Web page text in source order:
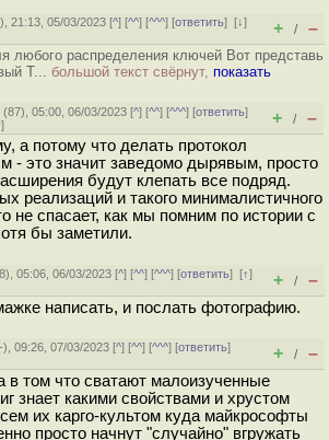
), 21:13, 05/03/2023 [^] [^^] [^^^] [ответить][↓]
+ / –
любого распределения ключей Вот представь
T... большой текст свёрнут, показать
(87), 05:00, 06/03/2023 [^] [^^] [^^^] [ответить]
] + / –
а потому что делать протокол
- это значит заведомо дырявым, просто
будут клепать все подряд.
реализаций и такого минималистичного
не спасает, как мы помним по истории с
бы заметили.
), 05:06, 06/03/2023 [^] [^^] [^^^] [ответить][↑]
+ / –
написать, и послать фотографию.
-), 09:26, 07/03/2023 [^] [^^] [^^^] [ответить]
+ / –
в том что сватают малоизученные
знает какими свойствами и хрустом
их карго-культом куда майкрософты
просто начнут "случайно" вгружать